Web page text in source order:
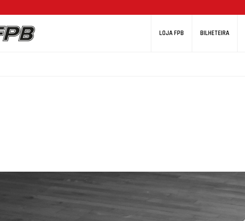
LOJA FPB BILHETEIRA